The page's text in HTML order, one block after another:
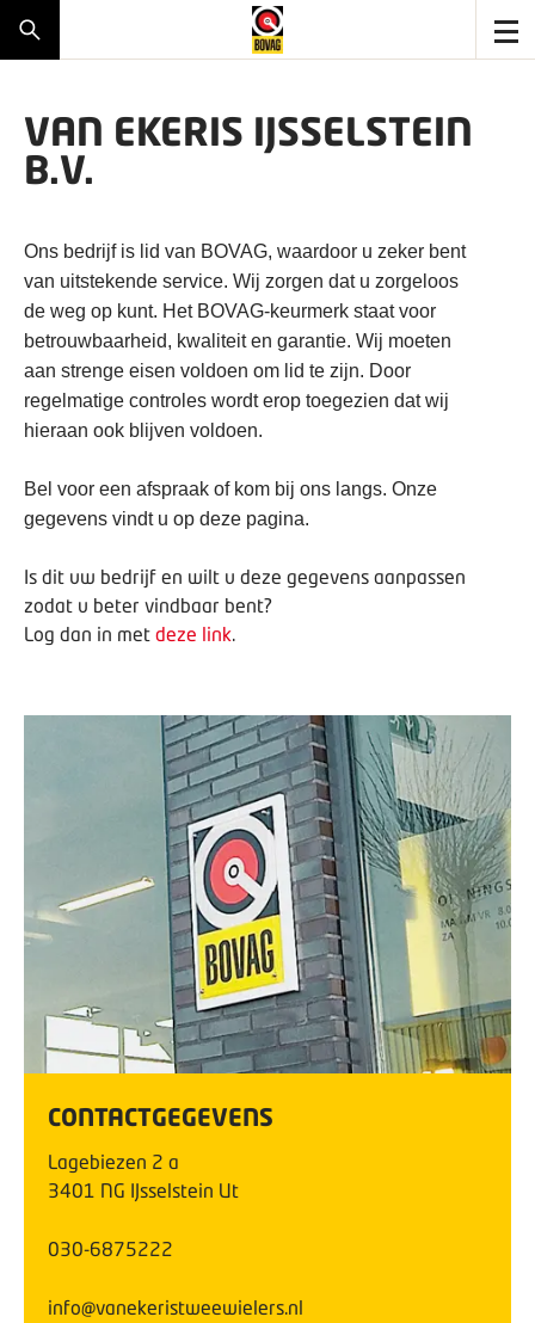
VAN EKERIS IJSSELSTEIN
B.V.
Ons bedrijf is lid van BOVAG, waardoor u zeker bent
van uitstekende service. Wij zorgen dat u zorgeloos
de weg op kunt. Het BOVAG-keurmerk staat voor
betrouwbaarheid, kwaliteit en garantie. Wij moeten
aan strenge eisen voldoen om lid te zijn. Door
regelmatige controles wordt erop toegezien dat wij
hieraan ook blijven voldoen.
Bel voor een afspraak of kom bij ons langs. Onze
gegevens vindt u op deze pagina.
Is dit uw bedrijf en wilt u deze gegevens aanpassen
zodat u beter vindbaar bent?
Log dan in met deze link.
CONTACTGEGEVENS
Lagebiezen 2 a
3401 NG IJsselstein Ut
030-6875222
info@vanekeristweewielers.nl